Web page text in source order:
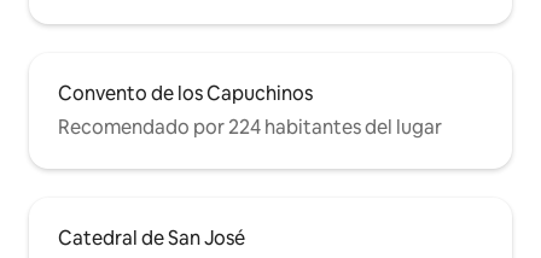
Convento de los Capuchinos
Recomendado por 224 habitantes del lugar
Catedral de San José